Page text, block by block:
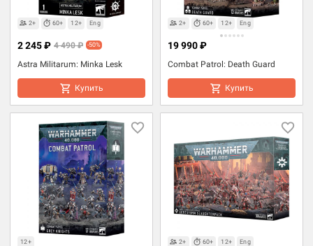
2+ 60+ 12+ Eng
Astra Militarum: Minka Lesk
2 245 ₽ 4 490 ₽ -50%
Купить
2+ 60+ 12+ Eng
Combat Patrol: Death Guard
19 990 ₽
Купить
12+ 2+ 60+ 12+ Eng